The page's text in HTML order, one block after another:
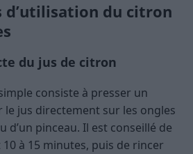
d’utilisation du citron
du jus de citron
consiste à presser un
jus directement sur les ongles
d’un pinceau. Il est conseillé de
à 15 minutes, puis de rincer